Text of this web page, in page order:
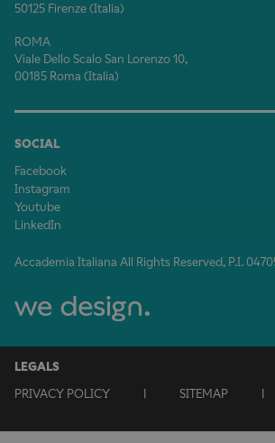
50125 Firenze (Italia)
ROMA
Viale Dello Scalo San Lorenzo 10,
00185 Roma (Italia)
SOCIAL
Facebook
Instagram
Youtube
LinkedIn
Accademia Italiana All Rights Reserved, P.I.
LEGALS
PRIVACY POLICY
SITEMAP